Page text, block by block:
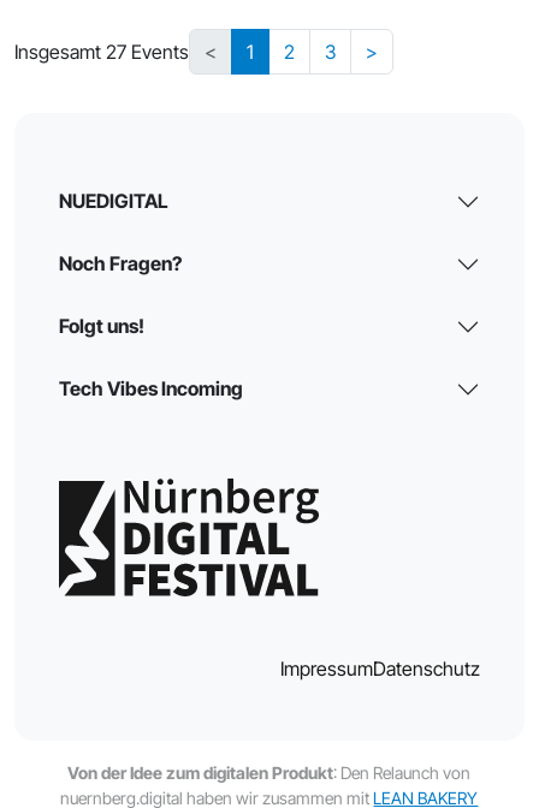
Insgesamt 27 Events < 1 2 3 >
NUEDIGITAL
Noch Fragen?
Folgt uns!
Tech Vibes Incoming
ImpressumDatenschutz
Von der Idee zum digitalen Produkt: Den Relaunch von
nuernberg.digital haben wir zusammen mitLEAN BAKERY